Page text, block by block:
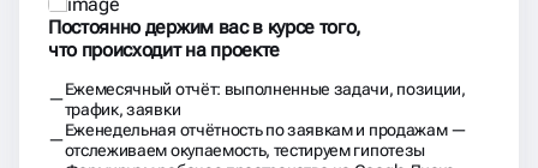
Постоянно держим вас в курсе того,
что происходит на проекте
Ежемесячный отчёт: выполненные задачи, позиции,
трафик, заявки
Еженедельная отчётность по заявкам и продажам —
отслеживаем окупаемость, тестируем гипотезы